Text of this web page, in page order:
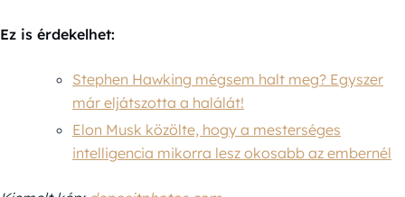
Ez is érdekelhet:
Stephen Hawking mégsem halt meg? Egyszer
már eljátszotta a halálát!
Elon Musk közölte, hogy a mesterséges
intelligencia mikorra lesz okosabb az embernél